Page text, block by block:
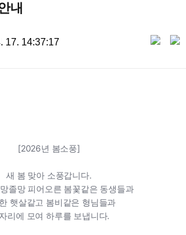
내
17. 14:37:17
[2026년 봄소풍]
새 봄 맞아 소풍갑니다.
졸망 피어오른 봄꽃같은 동생들과
햇살같고 봄비같은 형님들과
리에 모여 하루를 보냅니다.